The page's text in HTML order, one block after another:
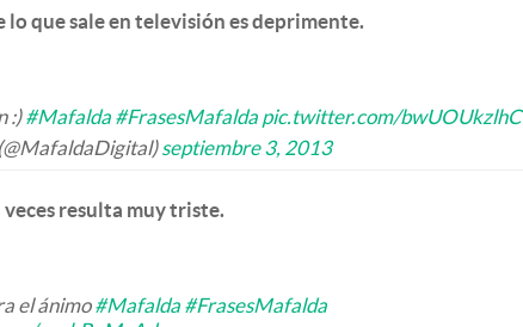
lo que sale en televisión es deprimente.
:)#Mafalda #FrasesMafalda pic.twitter.com/bwUOUkzlhC
septiembre 3, 2013
veces resulta muy triste.
el ánimo#Mafalda #FrasesMafalda